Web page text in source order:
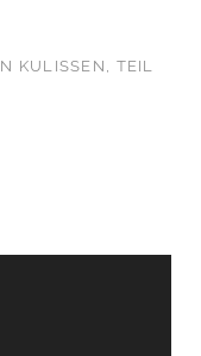
KULISSEN, TEIL